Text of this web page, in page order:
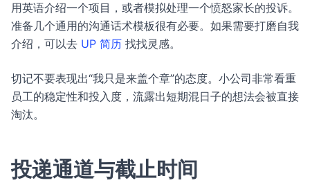
用英语介绍一个项目，或者模拟处理一个愤怒家长的投诉。
准备几个通用的沟通话术模板很有必要。如果需要打磨自我
介绍，可以去 UP 简历 找找灵感。
切记不要表现出“我只是来盖个章”的态度。小公司非常看重
员工的稳定性和投入度，流露出短期混日子的想法会被直接
淘汰。
投递通道与截止时间